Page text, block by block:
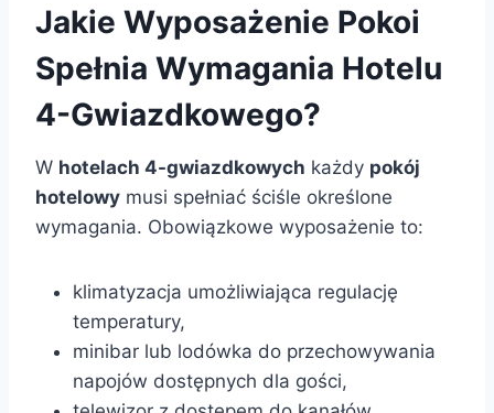
Jakie Wyposażenie Pokoi
Spełnia Wymagania Hotelu
4-Gwiazdkowego?
W hotelach 4-gwiazdkowych każdy pokój
hotelowy musi spełniać ściśle określone
wymagania. Obowiązkowe wyposażenie to:
klimatyzacja umożliwiająca regulację
temperatury,
minibar lub lodówka do przechowywania
napojów dostępnych dla gości,